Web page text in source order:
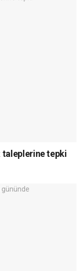
taleplerine tepki